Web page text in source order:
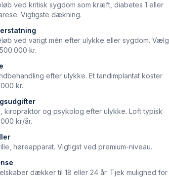
ved kritisk sygdom som kræft, diabetes 1 eller
Vigtigste dækning.
ved varigt mén efter ulykke eller sygdom. Vælg
kr.
efter ulykke. Et tandimplantat koster
kr.
kiropraktor og psykolog efter ulykke. Loft typisk
kr/år.
høreapparat. Vigtigst ved premium-niveau.
dækker til 18 eller 24 år. Tjek mulighed for